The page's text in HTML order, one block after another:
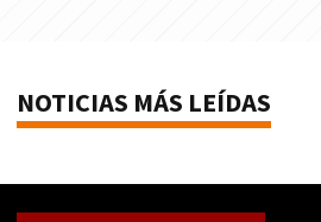
NOTICIAS MÁS LEÍDAS